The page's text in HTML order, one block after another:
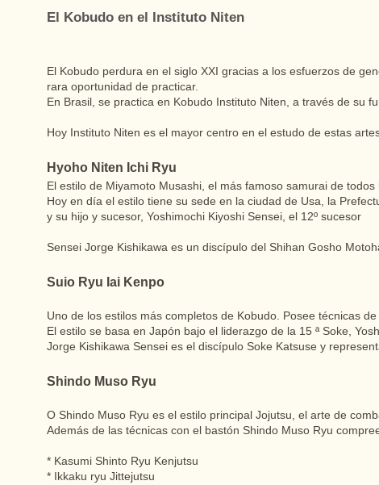
El Kobudo en el Instituto Niten
El Kobudo perdura en el siglo XXI gracias a los esfuerzos de
rara oportunidad de practicar.
En Brasil, se practica en Kobudo Instituto Niten, a través de su
Hoy Instituto Niten es el mayor centro en el estudo de estas
Hyoho Niten Ichi Ryu
El estilo de Miyamoto Musashi, el más famoso samurai de todos
Hoy en día el estilo tiene su sede en la ciudad de Usa, la
y su hijo y sucesor, Yoshimochi Kiyoshi Sensei, el 12º sucesor
Sensei Jorge Kishikawa es un discípulo del Shihan Gosho
Suio Ryu Iai Kenpo
Uno de los estilos más completos de Kobudo. Posee técnicas
El estilo se basa en Japón bajo el liderazgo de la 15 ª Soke,
Jorge Kishikawa Sensei es el discípulo Soke Katsuse y
Shindo Muso Ryu
O Shindo Muso Ryu es el estilo principal Jojutsu, el arte de
Además de las técnicas con el bastón Shindo Muso Ryu
* Kasumi Shinto Ryu Kenjutsu
* Ikkaku ryu Jittejutsu